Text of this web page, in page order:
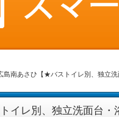
島南あさひ【★バストイレ別、独立
イレ別、独立洗面台